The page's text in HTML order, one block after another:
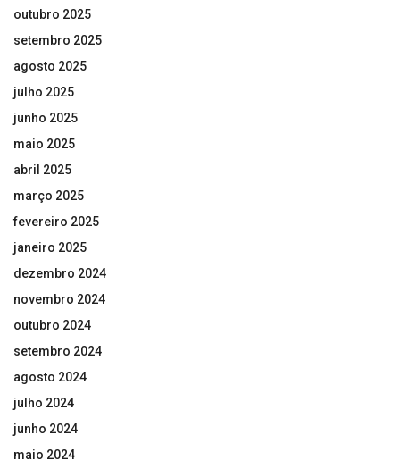
outubro 2025
setembro 2025
agosto 2025
julho 2025
junho 2025
maio 2025
abril 2025
março 2025
fevereiro 2025
janeiro 2025
dezembro 2024
novembro 2024
outubro 2024
setembro 2024
agosto 2024
julho 2024
junho 2024
maio 2024